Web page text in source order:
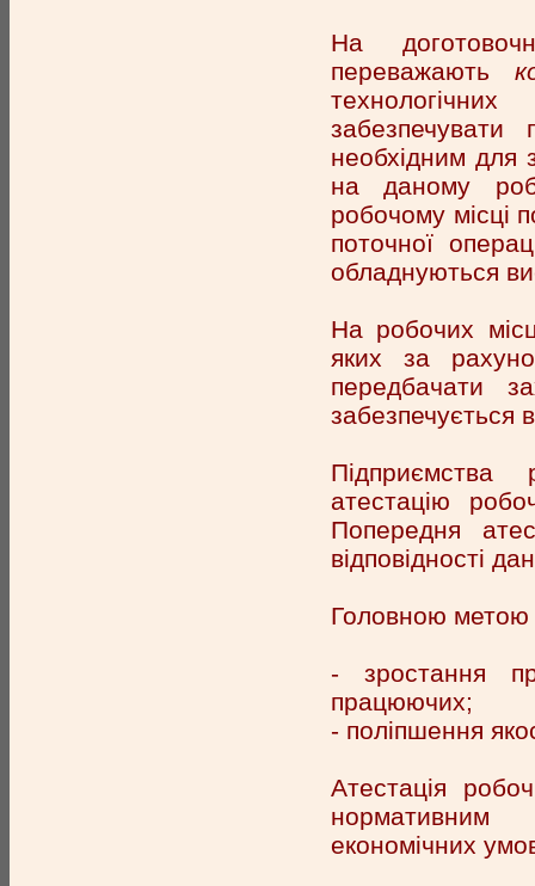
На
переважають
забезпечувати
необхідним для
на даному
робочому місці
поточної
обладнуються
На робочих
яких за
передбачати
забезпечується
Підприємства
атестацію
Попередня
відповідності
Головною метою
- зростання
працюючих;
- поліпшення
Атестація
нормативним
економічних